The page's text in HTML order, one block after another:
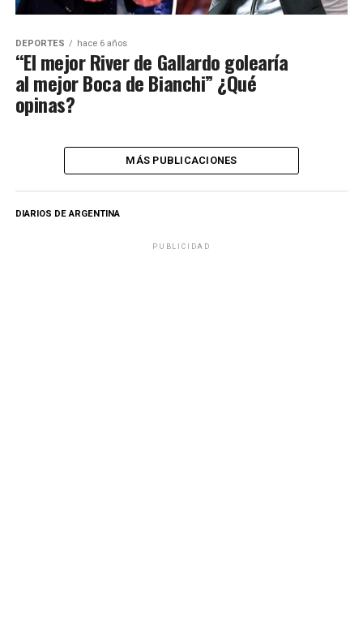
DEPORTES hace 6 años
“El mejor River de Gallardo golearía
al mejor Boca de Bianchi” ¿Qué
opinas?
MÁS PUBLICACIONES
DIARIOS DE ARGENTINA
PUBLICIDAD